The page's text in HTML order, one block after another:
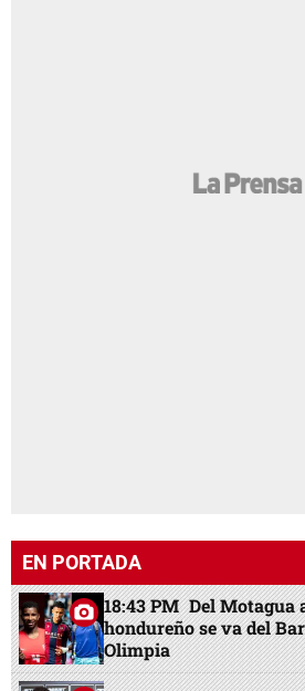
EN PORTADA
18:43 PM Del Motagua
hondureño se va del
Olimpia